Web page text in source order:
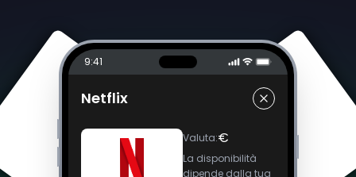
9:41
Netflix
Valuta:€
La disponibilità
dipende dalla tua